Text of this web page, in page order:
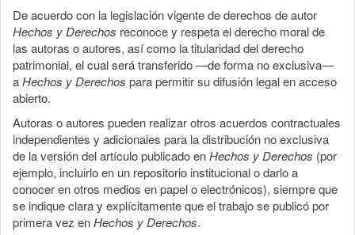
De acuerdo con la legislación vigente de derechos de autor
Hechos y Derechos reconoce y respeta el derecho moral de
las autoras o autores, así como la titularidad del derecho
patrimonial, el cual será transferido —de forma no exclusiva—
aHechos y Derechos para permitir su difusión legal en acceso
abierto.
Autoras o autores pueden realizar otros acuerdos contractuales
independientes y adicionales para la distribución no exclusiva
de la versión del artículo publicado enHechos y Derechos (por
ejemplo, incluirlo en un repositorio institucional o darlo a
conocer en otros medios en papel o electrónicos), siempre que
se indique clara y explícitamente que el trabajo se publicó por
primera vez enHechos y Derechos.